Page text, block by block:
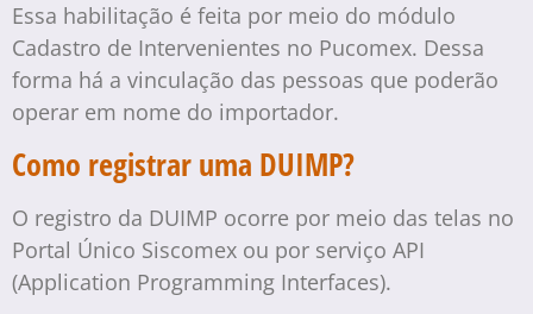
Essa habilitação é feita por meio do módulo
Cadastro de Intervenientes no Pucomex. Dessa
forma há a vinculação das pessoas que poderão
operar em nome do importador.
Como registrar uma DUIMP?
O registro da DUIMP ocorre por meio das telas no
Portal Único Siscomex ou por serviço API
(Application Programming Interfaces).